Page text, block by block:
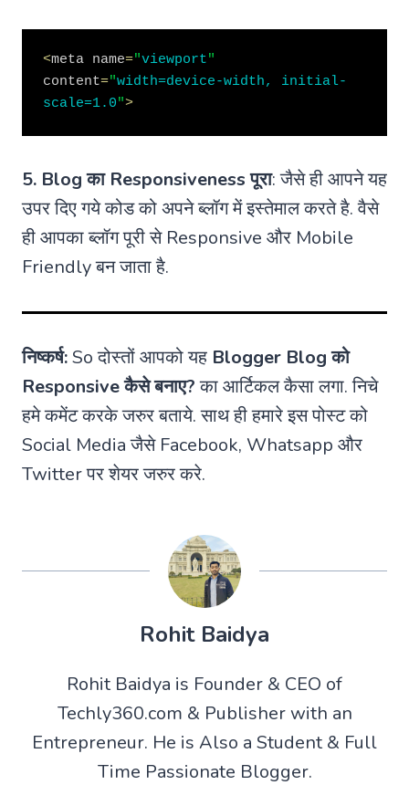
<meta name="viewport"
content="width=device-width, initial-
scale=1.0">
5. Blog का Responsiveness पूरा: जैसे ही आपने यह
उपर दिए गये कोड को अपने ब्लॉग में इस्तेमाल करते है. वैसे
ही आपका ब्लॉग पूरी से Responsive और Mobile
Friendly बन जाता है.
निष्कर्ष:So दोस्तों आपको यह Blogger Blog को
Responsive कैसे बनाए?का आर्टिकल कैसा लगा. निचे
हमे कमेंट करके जरुर बताये. साथ ही हमारे इस पोस्ट को
Social Media जैसे Facebook, Whatsapp और
Twitter पर शेयर जरुर करे.
Rohit Baidya
Rohit Baidya is Founder & CEO of
Techly360.com & Publisher with an
Entrepreneur. He is Also a Student & Full
Time Passionate Blogger.